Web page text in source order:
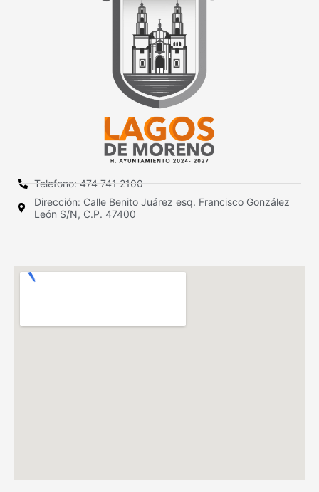
Telefono: 474 741 2100
Dirección: Calle Benito Juárez esq. Francisco González
León S/N, C.P. 47400